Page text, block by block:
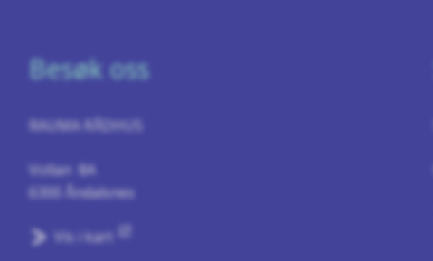
Besøk oss
RAUMA RÅDHUS
Vollan 8A
6300 Åndalsnes
Vis i kart